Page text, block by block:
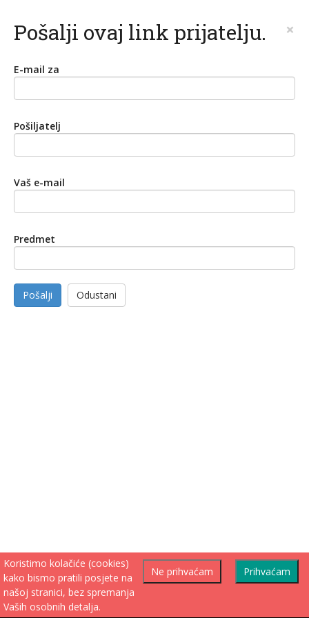
Pošalji ovaj link prijatelju. ×
E-mail za
Pošiljatelj
Vaš e-mail
Predmet
Pošalji Odustani
Prihvaćam
Ne prihvaćam
Koristimo kolačiće (cookies)
kako bismo pratili posjete na
našoj stranici, bez spremanja
Vaših osobnih detalja.